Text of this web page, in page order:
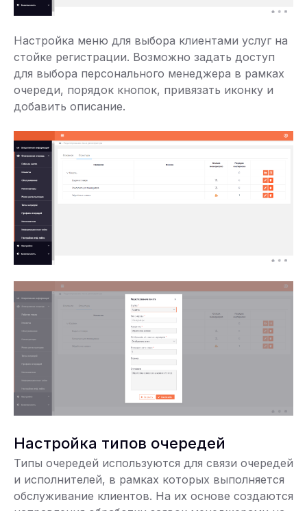
Настройка меню для выбора клиентами услуг на
стойке регистрации. Возможно задать доступ
для выбора персонального менеджера в рамках
очереди, порядок кнопок, привязать иконку и
добавить описание.
Настройка типов очередей
Типы очередей используются для связи очередей
и исполнителей, в рамках которых выполняется
обслуживание клиентов. На их основе создаются